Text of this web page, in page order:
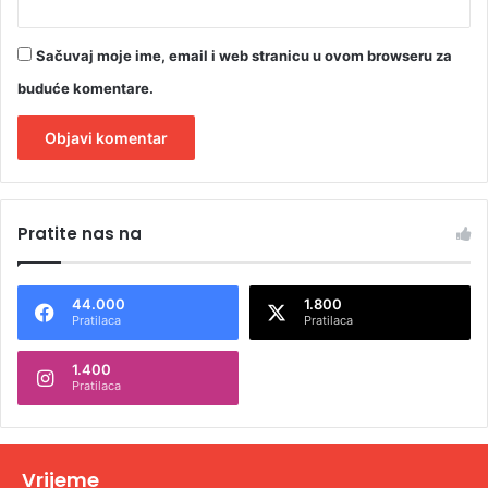
Sačuvaj moje ime, email i web stranicu u ovom browseru za
buduće komentare.
t
n
t
v
Pratite nas na
44.000
Pratilaca
1.800
Pratilaca
1.400
Pratilaca
Vrijeme